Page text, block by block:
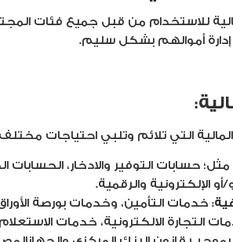
للاستخدام من قبل جميع فئات
أموالهم بشكل سليم.
التي تلائم وتلبي احتياجات
مثل؛ حسابات التوفير والادخار، الحسابات
الإلكترونية والرقمية.
خدمات التأمين، وخدمات بورصة
التجارة الالكترونية، خدمات